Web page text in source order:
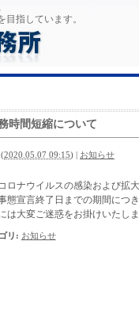
指しています。
時間短縮について
(2020.05.07 09:15) | お知らせ
ロナウイルスの感染および拡
態宣言終了日までの期間につ
は大変ご迷惑をお掛けいたし
リ : お知らせ